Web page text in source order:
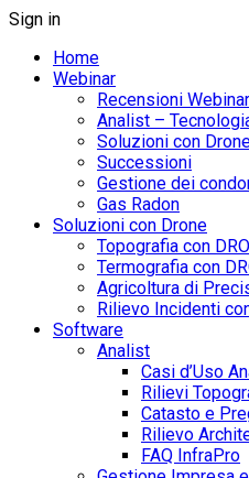
Sign in
Home
Webinar
Recensioni Webinar
Analist –
Soluzioni con
Successioni
Gestione dei
Gas Radon
Soluzioni con Drone
Topografia con
Termografia con
Agricoltura di
Rilievo Incidenti
Software
Analist
Casi d’Uso
Rilievi
Catasto e
Rilievo
FAQ InfraPro